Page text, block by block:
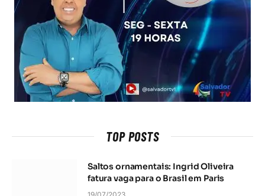
TOP POSTS
Saltos ornamentais: Ingrid Oliveira
fatura vaga para o Brasil em Paris